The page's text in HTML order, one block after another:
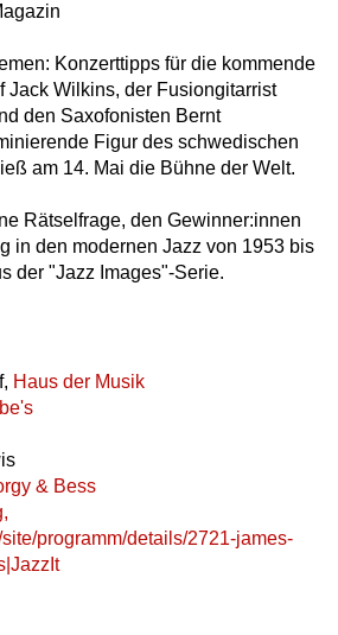
Konzerttipps für die kommende
Jack Wilkins, der Fusiongitarrist
den Saxofonisten Bernt
Figur des schwedischen
am 14. Mai die Bühne der Welt.
Rätselfrage, den Gewinner:innen
in den modernen Jazz von 1953 bis
der "Jazz Images"-Serie.
Haus der Musik
& Bess
programm/details/2721-james-